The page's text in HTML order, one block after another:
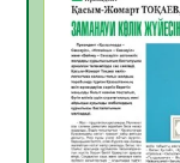
06.08.2026
Көкжөтел
06.08.2026
АПВ